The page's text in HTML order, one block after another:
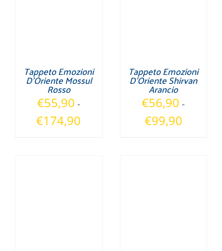
Tappeto Emozioni
D’Oriente Mossul
Rosso
€55,90 -
€174,90
Tappeto Emozioni
D’Oriente Shirvan
Arancio
€56,90 -
€99,90Fascia